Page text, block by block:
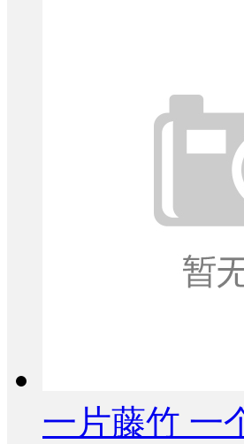
一片藤竹 一